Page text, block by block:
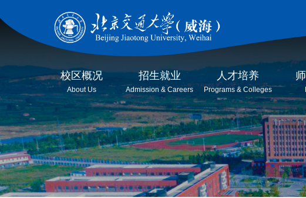
校区概况
About Us
招生就业
Admission & Careers
人才培养
Programs & Colleges